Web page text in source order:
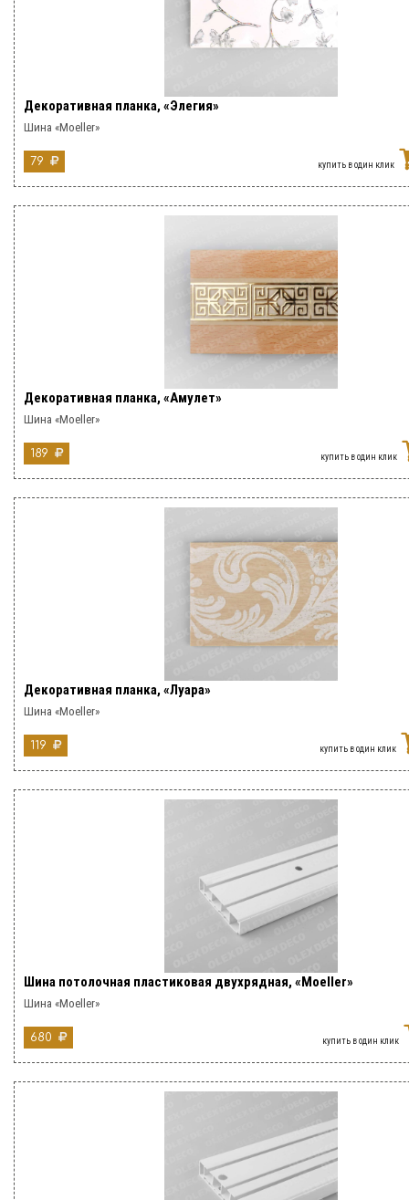
Декоративная планка, «Элегия»
Шина «Moeller»
79 купить в один клик
Декоративная планка, «Амулет»
Шина «Moeller»
189 купить в один клик
Декоративная планка, «Луара»
Шина «Moeller»
119 купить в один клик
Шина потолочная пластиковая двухрядная, «Moeller»
Шина «Moeller»
680 купить в один клик